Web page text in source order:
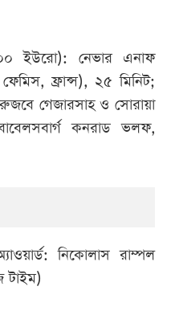
ইউরো): নেভার এনাফ
ফ্রান্স), ২৫ মিনিট;
গেজারসাহ ও সোরায়া
কনরাড ভলফ,
নিকোলাস রাম্পল
টাইম)